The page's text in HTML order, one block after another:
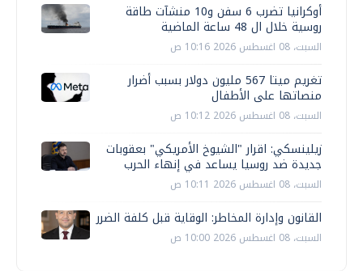
أوكرانيا تضرب 6 سفن و10 منشآت طاقة
روسية خلال ال 48 ساعة الماضية
السبت، 08 اغسطس 2026 10:16 ص
تغريم ميتا 567 مليون دولار بسبب أضرار
منصاتها على الأطفال
السبت، 08 اغسطس 2026 10:12 ص
زيلينسكي: اقرار "الشيوخ الأمريكي" بعقوبات
جديدة ضد روسيا يساعد في إنهاء الحرب
السبت، 08 اغسطس 2026 10:11 ص
القانون وإدارة المخاطر: الوقاية قبل كلفة الضرر
السبت، 08 اغسطس 2026 10:00 ص